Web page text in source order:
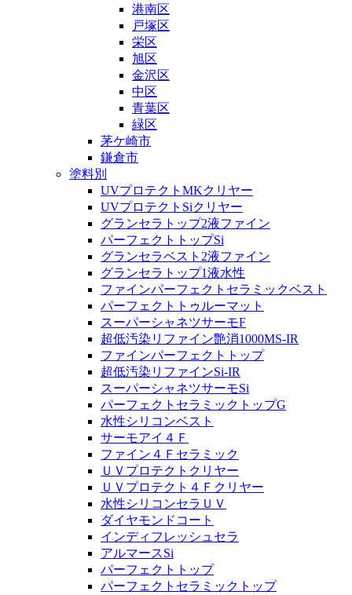
港南区
戸塚区
栄区
旭区
金沢区
中区
青葉区
緑区
茅ケ崎市
鎌倉市
塗料別
UVプロテクトMKクリヤー
UVプロテクトSiクリヤー
グランセラトップ2液ファイン
パーフェクトトップSi
グランセラベスト2液ファイン
グランセラトップ1液水性
ファインパーフェクトセラミックベスト
パーフェクトトゥルーマット
スーパーシャネツサーモF
超低汚染リファイン艶消1000MS-IR
ファインパーフェクトトップ
超低汚染リファインSi-IR
スーパーシャネツサーモSi
パーフェクトセラミックトップG
水性シリコンベスト
サーモアイ４Ｆ
ファイン４Ｆセラミック
ＵＶプロテクトクリヤー
ＵＶプロテクト４Ｆクリヤー
水性シリコンセラＵＶ
ダイヤモンドコート
インディフレッシュセラ
アルマースSi
パーフェクトトップ
パーフェクトセラミックトップ